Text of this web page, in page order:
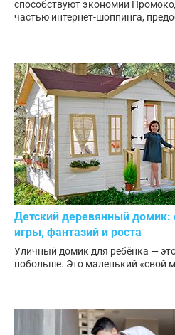
способствуют экономии
частью интернет-шоппинга,
Детский деревянный домик:
игры, фантазий и роста
Уличный домик для ребёнка —
побольше. Это маленький «свой